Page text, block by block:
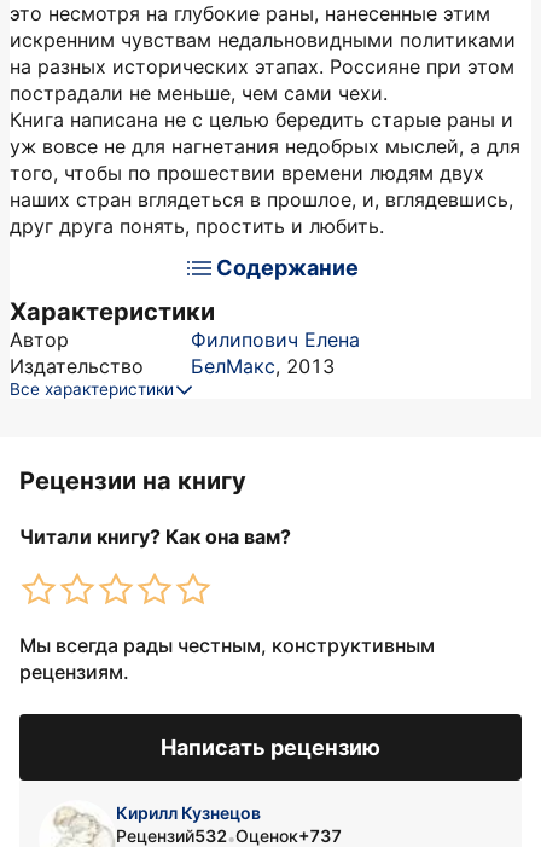
это несмотря на глубокие раны, нанесенные этим
искренним чувствам недальновидными политиками
на разных исторических этапах. Россияне при этом
пострадали не меньше, чем сами чехи.
Книга написана не с целью бередить старые раны и
уж вовсе не для нагнетания недобрых мыслей, а для
того, чтобы по прошествии времени людям двух
наших стран вглядеться в прошлое, и, вглядевшись,
друг друга понять, простить и любить.
Содержание
Характеристики
Автор
Филипович Елена
Издательство
БелМакс, 2013
Все характеристики
Рецензии на книгу
Читали книгу? Как она вам?
Мы всегда рады честным, конструктивным
рецензиям.
Написать рецензию
Кирилл Кузнецов
Рецензий532•Оценок+737